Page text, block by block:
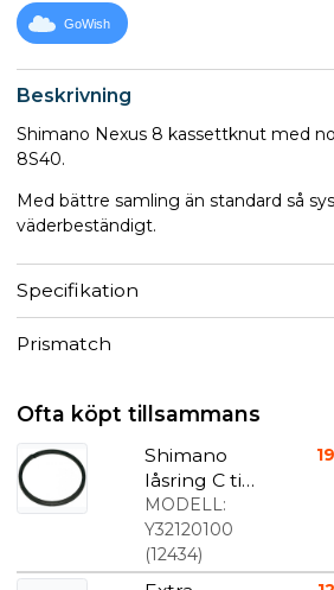
Beskrivning
Shimano Nexus 8 kassettknut med
8S40.
Med bättre samling än standard så
väderbeständigt.
Specifikation
Prismatch
GoWish
Ofta köpt tillsammans
Shimano
låsring C till
Nexus 7 och
8
MODELL:
Y32120100
(12434)